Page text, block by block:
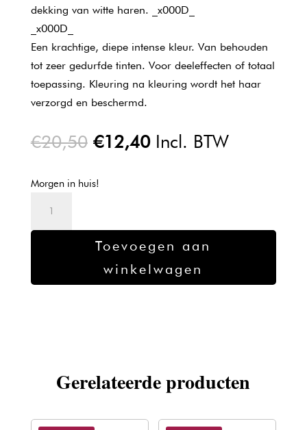
dekking van witte haren. _x000D_
_x000D_
Een krachtige, diepe intense kleur. Van behouden
tot zeer gedurfde tinten. Voor deeleffecten of totaal
toepassing. Kleuring na kleuring wordt het haar
verzorgd en beschermd.
€20,50 Oorspronkelijke
was:
€12,40Huidige
Incl. BTW
Morgen in huis!
Toevoegen aan
winkelwagen
Gerelateerde producten